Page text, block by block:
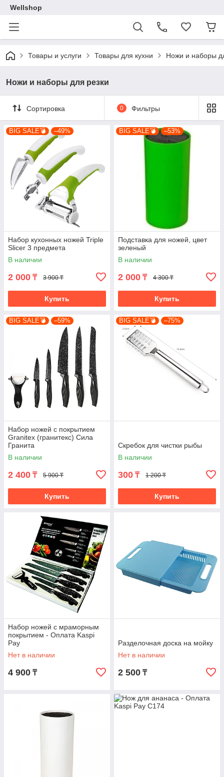
Wellshop
Товары и услуги Товары для кухни Ножи и наборы
Ножи и наборы для резки
Сортировка 0 Фильтры
BIG SALE💣 –49%
Набор кухонных ножей Triple
Slicer 3 предмета
В наличии
2 000 ₸ 3 900 ₸
Купить
BIG SALE💣 –53%
Подставка для ножей, цвет
зеленый
В наличии
2 000 ₸ 4 300 ₸
Купить
BIG SALE💣 –59%
Набор ножей с покрытием
Granitex (гранитекс) Сила
Гранита
В наличии
2 400 ₸ 5 900 ₸
Купить
BIG SALE💣 –75%
Скребок для чистки рыбы
В наличии
300 ₸ 1 200 ₸
Купить
Набор ножей с мраморным
покрытием - Оплата Kaspi
Pay
Нет в наличии
4 900 ₸
Разделочная доска на мойку
Нет в наличии
2 500 ₸